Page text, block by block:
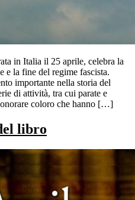
in Italia il 25 aprile, celebra la
e la fine del regime fascista.
importante nella storia del
di attività, tra cui parate e
coloro che hanno […]
libro